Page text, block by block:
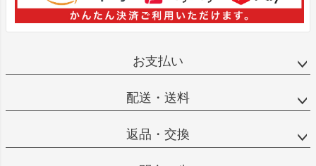
お支払い
配送・送料
返品・交換